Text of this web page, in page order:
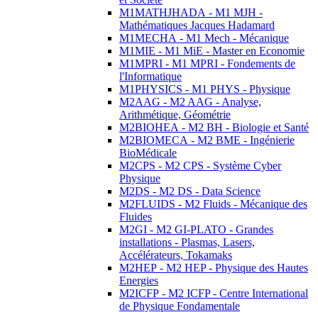
M1MATHJHADA - M1 MJH -
Mathématiques Jacques Hadamard
M1MECHA - M1 Mech - Mécanique
M1MIE - M1 MiE - Master en Economie
M1MPRI - M1 MPRI - Fondements de
l'Informatique
M1PHYSICS - M1 PHYS - Physique
M2AAG - M2 AAG - Analyse,
Arithmétique, Géométrie
M2BIOHEA - M2 BH - Biologie et Santé
M2BIOMECA - M2 BME - Ingénierie
BioMédicale
M2CPS - M2 CPS - Système Cyber
Physique
M2DS - M2 DS - Data Science
M2FLUIDS - M2 Fluids - Mécanique des
Fluides
M2GI - M2 GI-PLATO - Grandes
installations - Plasmas, Lasers,
Accélérateurs, Tokamaks
M2HEP - M2 HEP - Physique des Hautes
Energies
M2ICFP - M2 ICFP - Centre International
de Physique Fondamentale